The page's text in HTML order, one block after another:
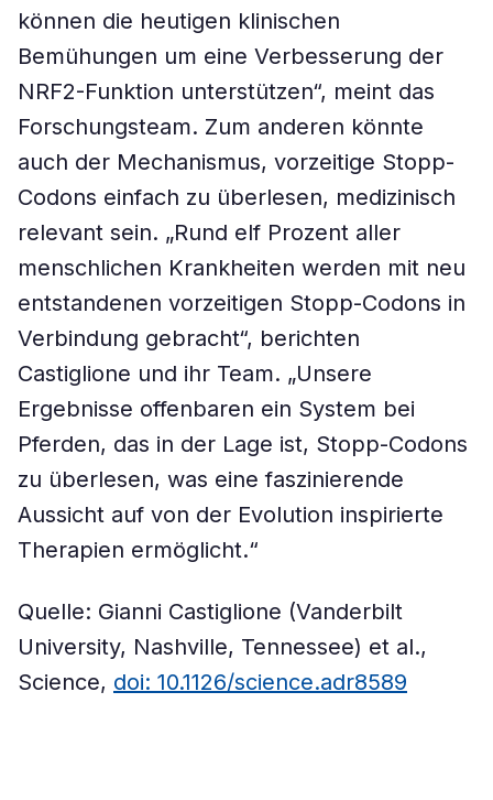
können die heutigen klinischen
Bemühungen um eine Verbesserung der
NRF2-Funktion unterstützen“, meint das
Forschungsteam. Zum anderen könnte
auch der Mechanismus, vorzeitige Stopp-
Codons einfach zu überlesen, medizinisch
relevant sein. „Rund elf Prozent aller
menschlichen Krankheiten werden mit neu
entstandenen vorzeitigen Stopp-Codons in
Verbindung gebracht“, berichten
Castiglione und ihr Team. „Unsere
Ergebnisse offenbaren ein System bei
Pferden, das in der Lage ist, Stopp-Codons
zu überlesen, was eine faszinierende
Aussicht auf von der Evolution inspirierte
Therapien ermöglicht.“
Quelle: Gianni Castiglione (Vanderbilt
University, Nashville, Tennessee) et al.,
Science, doi: 10.1126/science.adr8589